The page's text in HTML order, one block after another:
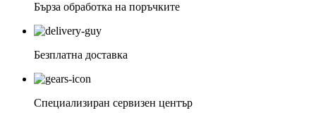
Бърза обработка на поръчките
Безплатна доставка
Специализиран сервизен център